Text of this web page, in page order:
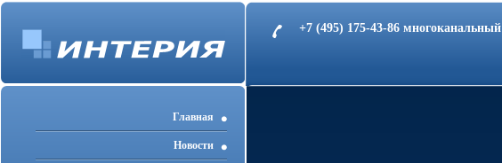
+7 (495) 175-43-86 многоканальный
Главная
Новости